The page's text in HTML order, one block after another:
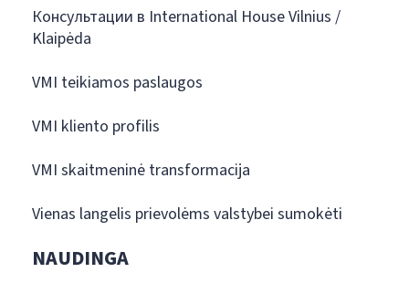
Консультации в International House Vilnius /
Klaipėda
VMI teikiamos paslaugos
VMI kliento profilis
VMI skaitmeninė transformacija
Vienas langelis prievolėms valstybei sumokėti
NAUDINGA